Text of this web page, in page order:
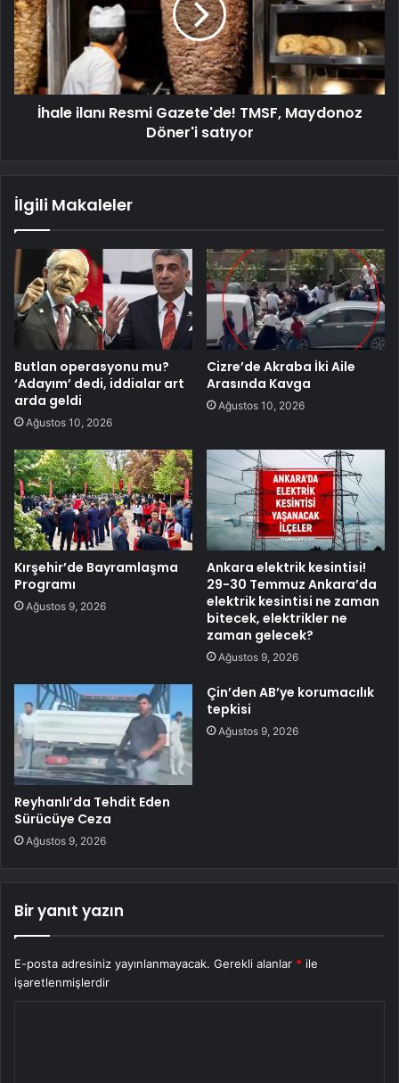
İhale ilanı Resmi Gazete'de! TMSF, Maydonoz
Döner'i satıyor
İlgili Makaleler
Butlan operasyonu mu?
‘Adayım’ dedi, iddialar art
arda geldi
Ağustos 10, 2026
Cizre’de Akraba İki Aile
Arasında Kavga
Ağustos 10, 2026
Kırşehir’de Bayramlaşma
Programı
Ağustos 9, 2026
Ankara elektrik kesintisi!
29-30 Temmuz Ankara’da
elektrik kesintisi ne zaman
bitecek, elektrikler ne
zaman gelecek?
Ağustos 9, 2026
Reyhanlı’da Tehdit Eden
Sürücüye Ceza
Ağustos 9, 2026
Çin’den AB’ye korumacılık
tepkisi
Ağustos 9, 2026
Bir yanıt yazın
E-posta adresiniz yayınlanmayacak. Gerekli alanlar * ile
işaretlenmişlerdir